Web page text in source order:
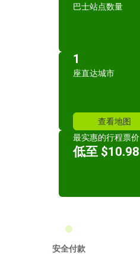
巴士站点数量
1
座直达城市
查看地图
最实惠的行程票价
低至 $10.98
安全付款